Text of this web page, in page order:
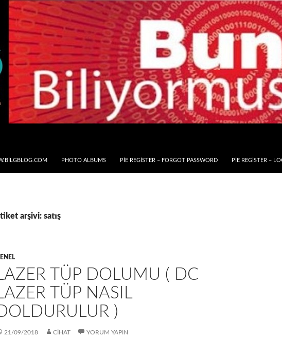
PHOTO ALBUMS PIE REGISTER – FORGOT PASSWORD PIE REGISTER –
arşivi: satış
TÜP DOLUMU ( DC
TÜP NASIL
)
21/09/2018 CIHAT YORUM YAPIN